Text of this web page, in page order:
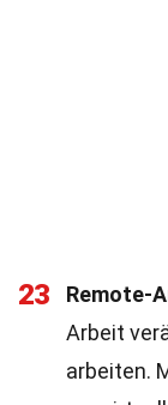
23 Remote-
Arbeit
arbeiten.